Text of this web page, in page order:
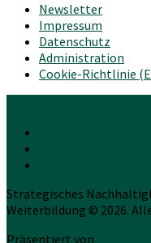
Newsletter
Impressum
Datenschutz
Administration
Cookie-Richtlinie
Strategisches
Weiterbildung © 2026.
Präsentiert von